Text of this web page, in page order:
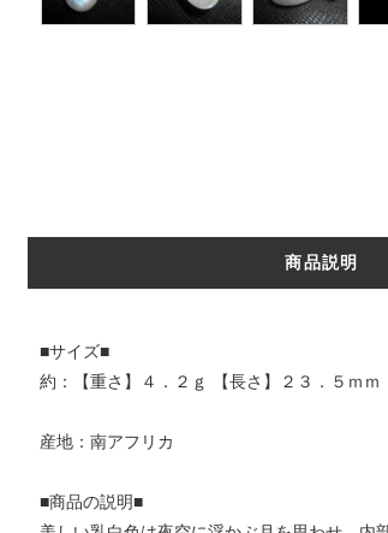
商品説明
■サイズ■
約：【重さ】４．２ｇ 【長さ】２３．５ｍ
産地：南アフリカ
■商品の説明■